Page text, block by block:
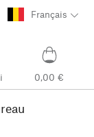
Français
0,00 €